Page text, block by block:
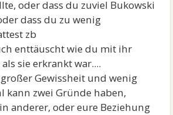
oder dass du zuviel Bukowski
dass du zu wenig
zb
enttäuscht wie du mit ihr
sie erkrankt war....
Gewissheit und wenig
kann zwei Gründe haben,
anderer, oder eure Beziehung